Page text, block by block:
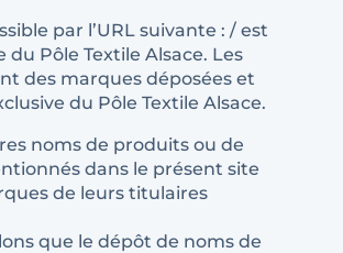
par l’URL suivante : / est
du Pôle Textile Alsace. Les
des marques déposées et
du Pôle Textile Alsace.
noms de produits ou de
dans le présent site
de leurs titulaires
que le dépôt de noms de